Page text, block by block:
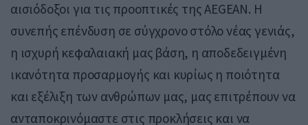
αισιόδοξοι για τις προοπτικές της AEGEAN. Η
συνεπής επένδυση σε σύγχρονο στόλο νέας γενιάς,
η ισχυρή κεφαλαιακή μας βάση, η αποδεδειγμένη
ικανότητα προσαρμογής και κυρίως η ποιότητα
και εξέλιξη των ανθρώπων μας, μας επιτρέπουν να
ανταποκρινόμαστε στις προκλήσεις και να